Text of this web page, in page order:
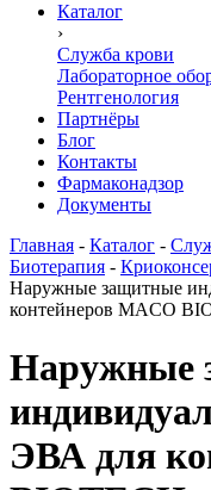
Каталог
›
Служба крови
Лабораторное
Рентгенология
Партнёры
Блог
Контакты
Фармаконадзор
Документы
Главная - Каталог -
Биотерапия -
Наружные защитные
контейнеров MACO
Наружные
ЭВА для